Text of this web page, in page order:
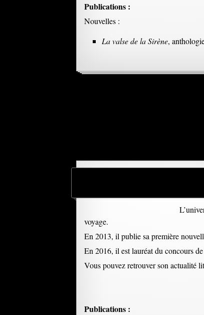
Publications :
Nouvelles :
La valse de la Sirène,
voyage.
En 2013, il publie sa première
En 2016, il est lauréat du concours
Vous pouvez retrouver son actualité
Publications :